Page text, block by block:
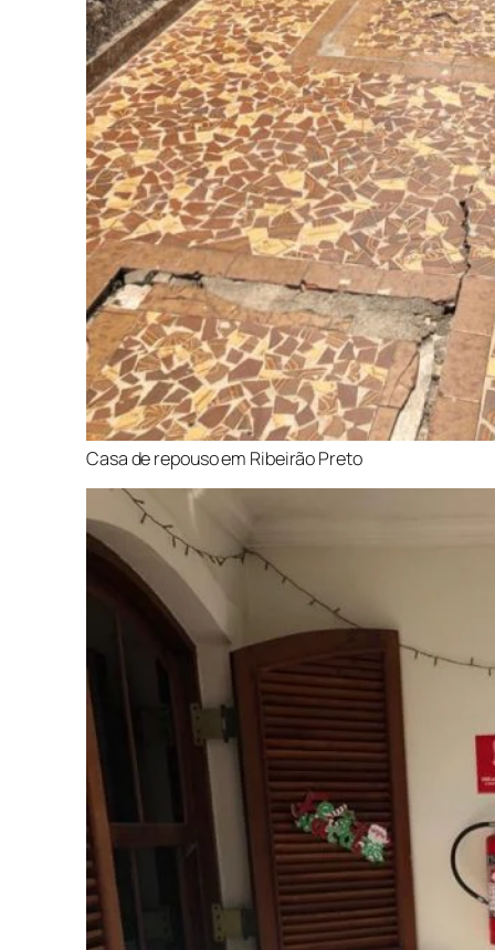
Casa de repouso em Ribeirão Preto